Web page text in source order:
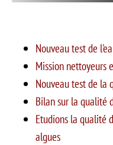
Nouveau test de
Mission nettoyeurs
Nouveau test de la
Bilan sur la qualité
Etudions la qualité
algues